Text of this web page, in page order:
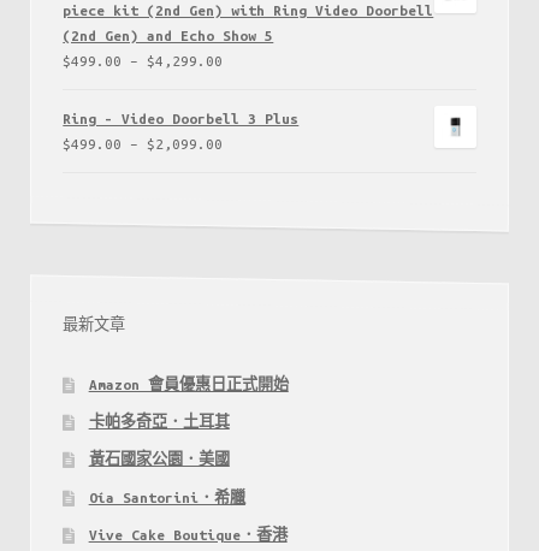
piece kit (2nd Gen) with Ring Video Doorbell
(2nd Gen) and Echo Show 5
$499.00 – $4,299.00
Ring - Video Doorbell 3 Plus
$499.00 – $2,099.00
最新文章
Amazon 會員優惠日正式開始
卡帕多奇亞．土耳其
黃石國家公園．美國
Oía Santorini．希臘
Vive Cake Boutique．香港